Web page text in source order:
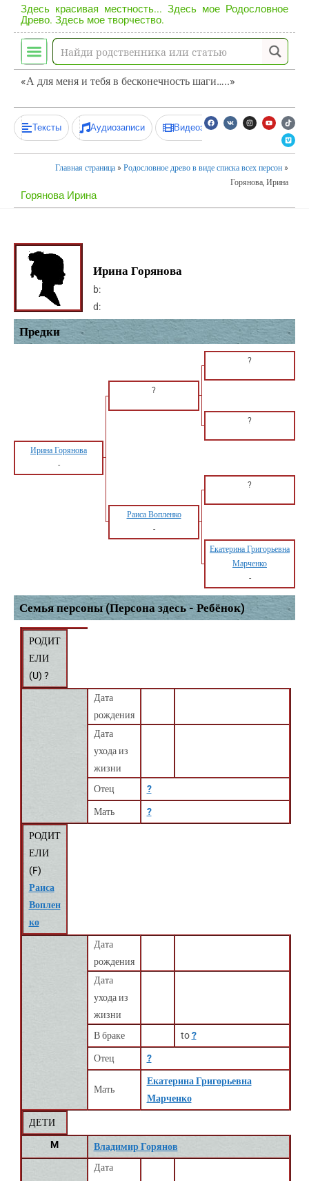
Здесь красивая местность... Здесь мое Родословное
Древо. Здесь мое творчество.
«А для меня и тебя в бесконечность шаги…..»
Тексты Аудиозаписи Видеозаписи
Главная страница » Родословное древо в виде списка всех персон »
Горянова, Ирина
Горянова Ирина
Ирина Горянова
b:
d:
Предки
?
?
?
Ирина Горянова
-
?
Раиса Вопленко
-
Екатерина Григорьевна
Марченко
-
Семья персоны (Персона здесь - Ребёнок)
РОДИТ
ЕЛИ
(U) ?
Дата
рождения
Дата
ухода из
жизни
Отец
?
Мать ?
РОДИТ
ЕЛИ
(F)
Раиса
Воплен
ко
Дата
рождения
Дата
ухода из
жизни
В браке
to?
Отец ?
Мать
Екатерина Григорьевна
Марченко
ДЕТИ
M
Владимир Горянов
Дата